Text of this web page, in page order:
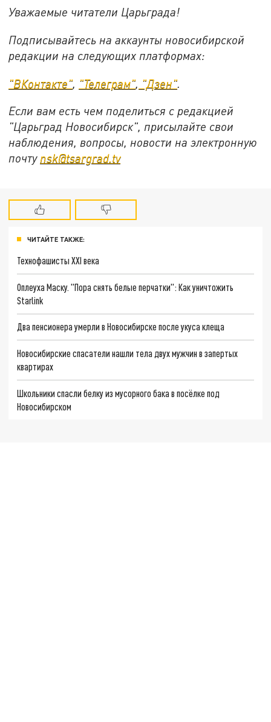
Уважаемые читатели Царьграда!
Подписывайтесь на аккаунты новосибирской
редакции на следующих платформах:
"ВКонтакте", "Телеграм", "Дзен".
Если вам есть чем поделиться с редакцией
"Царьград Новосибирск", присылайте свои
наблюдения, вопросы, новости на электронную
почту nsk@tsargrad.tv
ЧИТАЙТЕ ТАКЖЕ:
Технофашисты XXI века
Оплеуха Маску. "Пора снять белые перчатки": Как уничтожить
Starlink
Два пенсионера умерли в Новосибирске после укуса клеща
Новосибирские спасатели нашли тела двух мужчин в запертых
квартирах
Школьники спасли белку из мусорного бака в посёлке под
Новосибирском